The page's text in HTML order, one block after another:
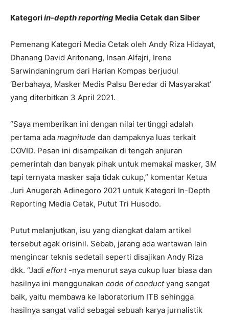
Kategoriin-depth reporting Media Cetak dan Siber
Pemenang Kategori Media Cetak oleh Andy Riza Hidayat,
Dhanang David Aritonang, Insan Alfajri, Irene
Sarwindaningrum dari Harian Kompas berjudul
‘Berbahaya, Masker Medis Palsu Beredar di Masyarakat’
yang diterbitkan 3 April 2021.
“Saya memberikan ini dengan nilai tertinggi adalah
pertama ada magnitude dan dampaknya luas terkait
COVID. Pesan ini disampaikan di tengah anjuran
pemerintah dan banyak pihak untuk memakai masker, 3M
tapi ternyata masker saja tidak cukup,” komentar Ketua
Juri Anugerah Adinegoro 2021 untuk Kategori In-Depth
Reporting Media Cetak, Putut Tri Husodo.
Putut melanjutkan, isu yang diangkat dalam artikel
tersebut agak orisinil. Sebab, jarang ada wartawan lain
mengincar teknis sedetail seperti disajikan Andy Riza
dkk. “Jadi effort-nya menurut saya cukup luar biasa dan
hasilnya ini menggunakan code of conductyang sangat
baik, yaitu membawa ke laboratorium ITB sehingga
hasilnya sangat valid sebagai sebuah karya jurnalistik